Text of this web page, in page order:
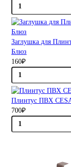
Заглушка для
Блюз
160₽
Плинтус ПВХ
700₽